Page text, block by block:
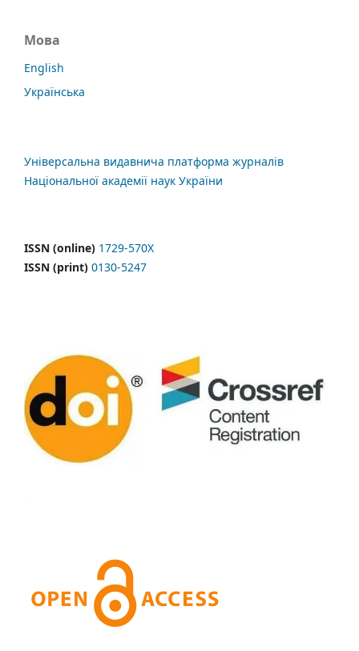
Мова
English
Українська
Універсальна видавнича платформа журналів
Національної академії наук України
ISSN (online) 1729-570X
ISSN (print) 0130-5247